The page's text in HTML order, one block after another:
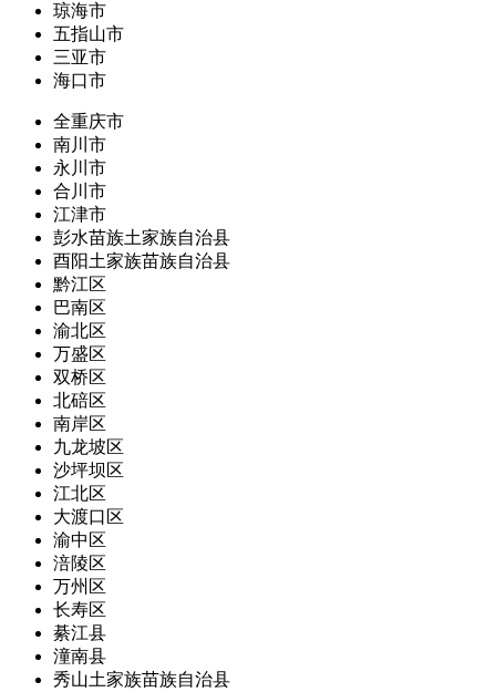
琼海市
五指山市
三亚市
海口市
全重庆市
南川市
永川市
合川市
江津市
彭水苗族土家族自治县
酉阳土家族苗族自治县
黔江区
巴南区
渝北区
万盛区
双桥区
北碚区
南岸区
九龙坡区
沙坪坝区
江北区
大渡口区
渝中区
涪陵区
万州区
长寿区
綦江县
潼南县
秀山土家族苗族自治县